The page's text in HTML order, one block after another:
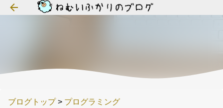
スキップしてメイン コンテンツに移動
ブログトップ> プログラミング